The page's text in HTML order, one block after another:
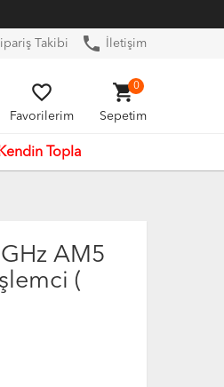
Takibi phone İletişim
favorite_border
Favorilerim
shopping_cart
Sepetim
0
Kendin Topla
AM5
(